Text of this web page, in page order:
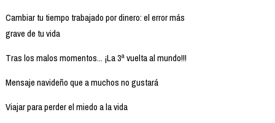
Cambiar tu tiempo trabajado por dinero: el error más
grave de tu vida
Tras los malos momentos... ¡La 3ª vuelta al mundo!!!
Mensaje navideño que a muchos no gustará
Viajar para perder el miedo a la vida